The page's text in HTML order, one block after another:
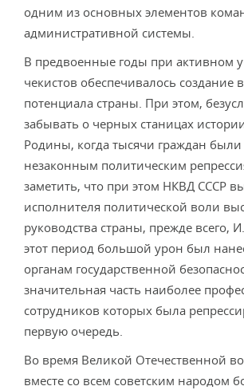
од­ним из основных элементов
административной системы.
В предвоенные годы при активном
чекистов обеспечивалось создание
потенциала страны. При этом,
забывать о черных станицах
Родины, когда тысячи граждан были
незаконным политическим
заметить, что при этом НКВД СССР
ис­полнителя политической воли
руководства стра­ны, прежде всего,
этот период большой урон был
органам государственной
значительная часть наиболее
сотрудников которых была
первую очередь.
Во время Великой Отечественной
вместе со всем советским народом